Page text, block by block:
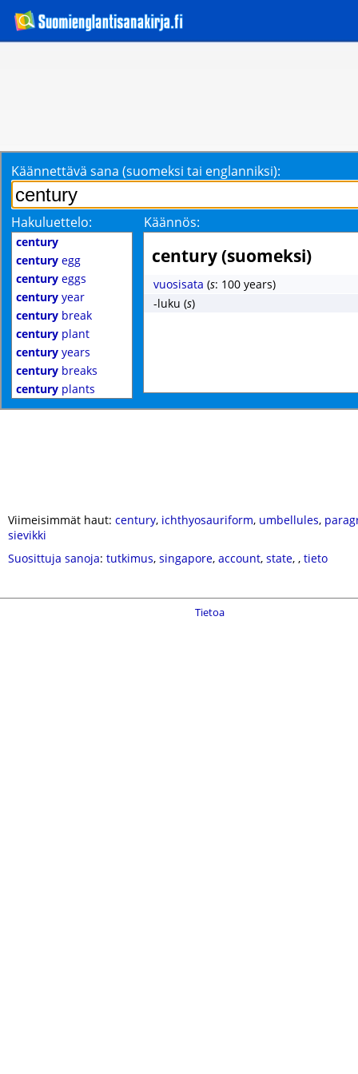
Käännettävä sana (suomeksi tai englanniksi):
Hakuluettelo: Käännös:
century
century egg
century eggs
century year
century break
century plant
century years
century breaks
century plants
century (suomeksi)
vuosisata (s: 100 years)
-luku (s)
Viimeisimmät haut: century, ichthyosauriform, umbellules,
sievikki
Suosittuja sanoja: tutkimus, singapore, account, state, , tieto
Tietoa